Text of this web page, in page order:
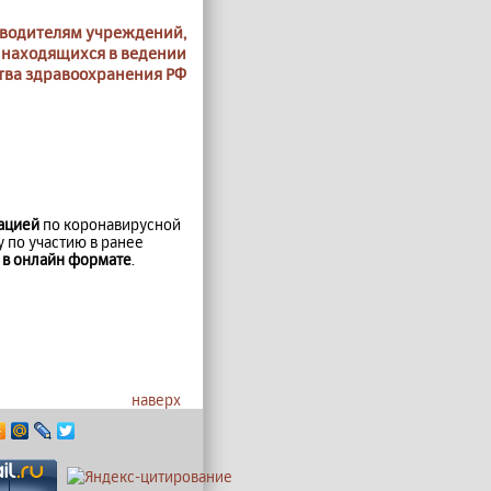
учреждений,
находящихся в ведении
здравоохранения РФ
по коронавирусной
по участию в ранее
в онлайн формате
наверх